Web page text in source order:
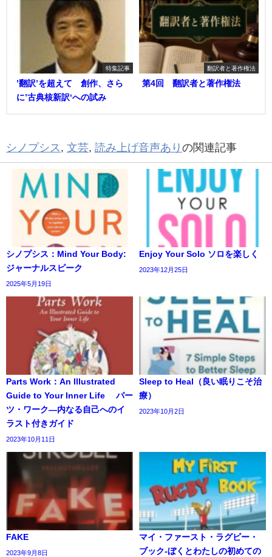
特集記事
’翻訳’を超えて 創作、さら
に’古典核新訳‘への試み
翻訳者と著作権法
第4回 翻訳者と著作権法
シノプシス 文芸 読み上げ音声あり の関連記事
シノプシス：Mind Your Body:
ジャーナルスピーク
2025年5月19日
Enjoy Your Solo ソロを楽しく
2023年12月25日
Parts Work：An Illustrated
Guide to Your Inner Life パー
ツ・ワーク―内なる自己へのイ
ラスト付きガイド
2023年10月11日
Sleep to Heal（良い眠りこそ治
療）
2023年10月2日
FAKE
2023年9月8日
マイ・ファースト・ラグビー・
ブック‐ぼくとわたしの初めての